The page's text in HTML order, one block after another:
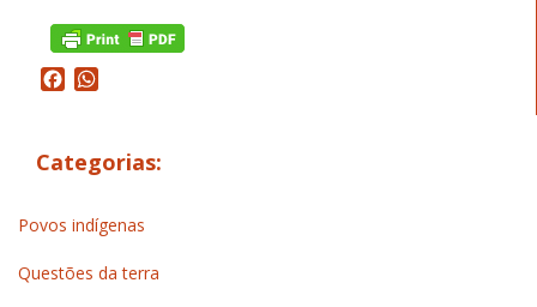
Facebook
Categorias:
Povos indígenas
Questões da terra